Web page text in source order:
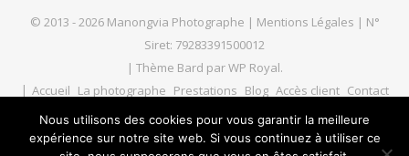
© 2013 - 2026 Manongvia Photographe | Mentions Légales | N°
Siret: 79283391500012
| Thème Bard parWP Royal.
Accueil La photographe Prestations Blog Accès client Contact
Nous utilisons des cookies pour vous garantir la meilleure
expérience sur notre site web. Si vous continuez à utiliser ce